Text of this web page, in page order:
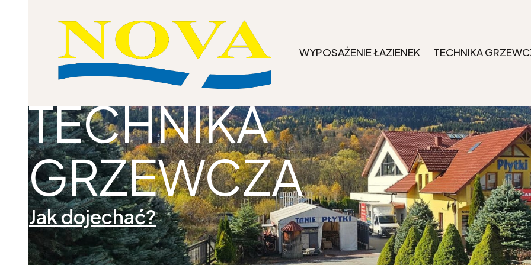
WYPOSAŻENIE ŁAZIENEK TECHNIKA
SALON ŁAZIENEK
TECHNIKA
GRZEWCZA
Jak dojechać?